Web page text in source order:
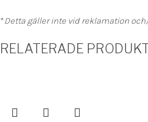
*Detta gäller inte vid reklamation
RELATERADE